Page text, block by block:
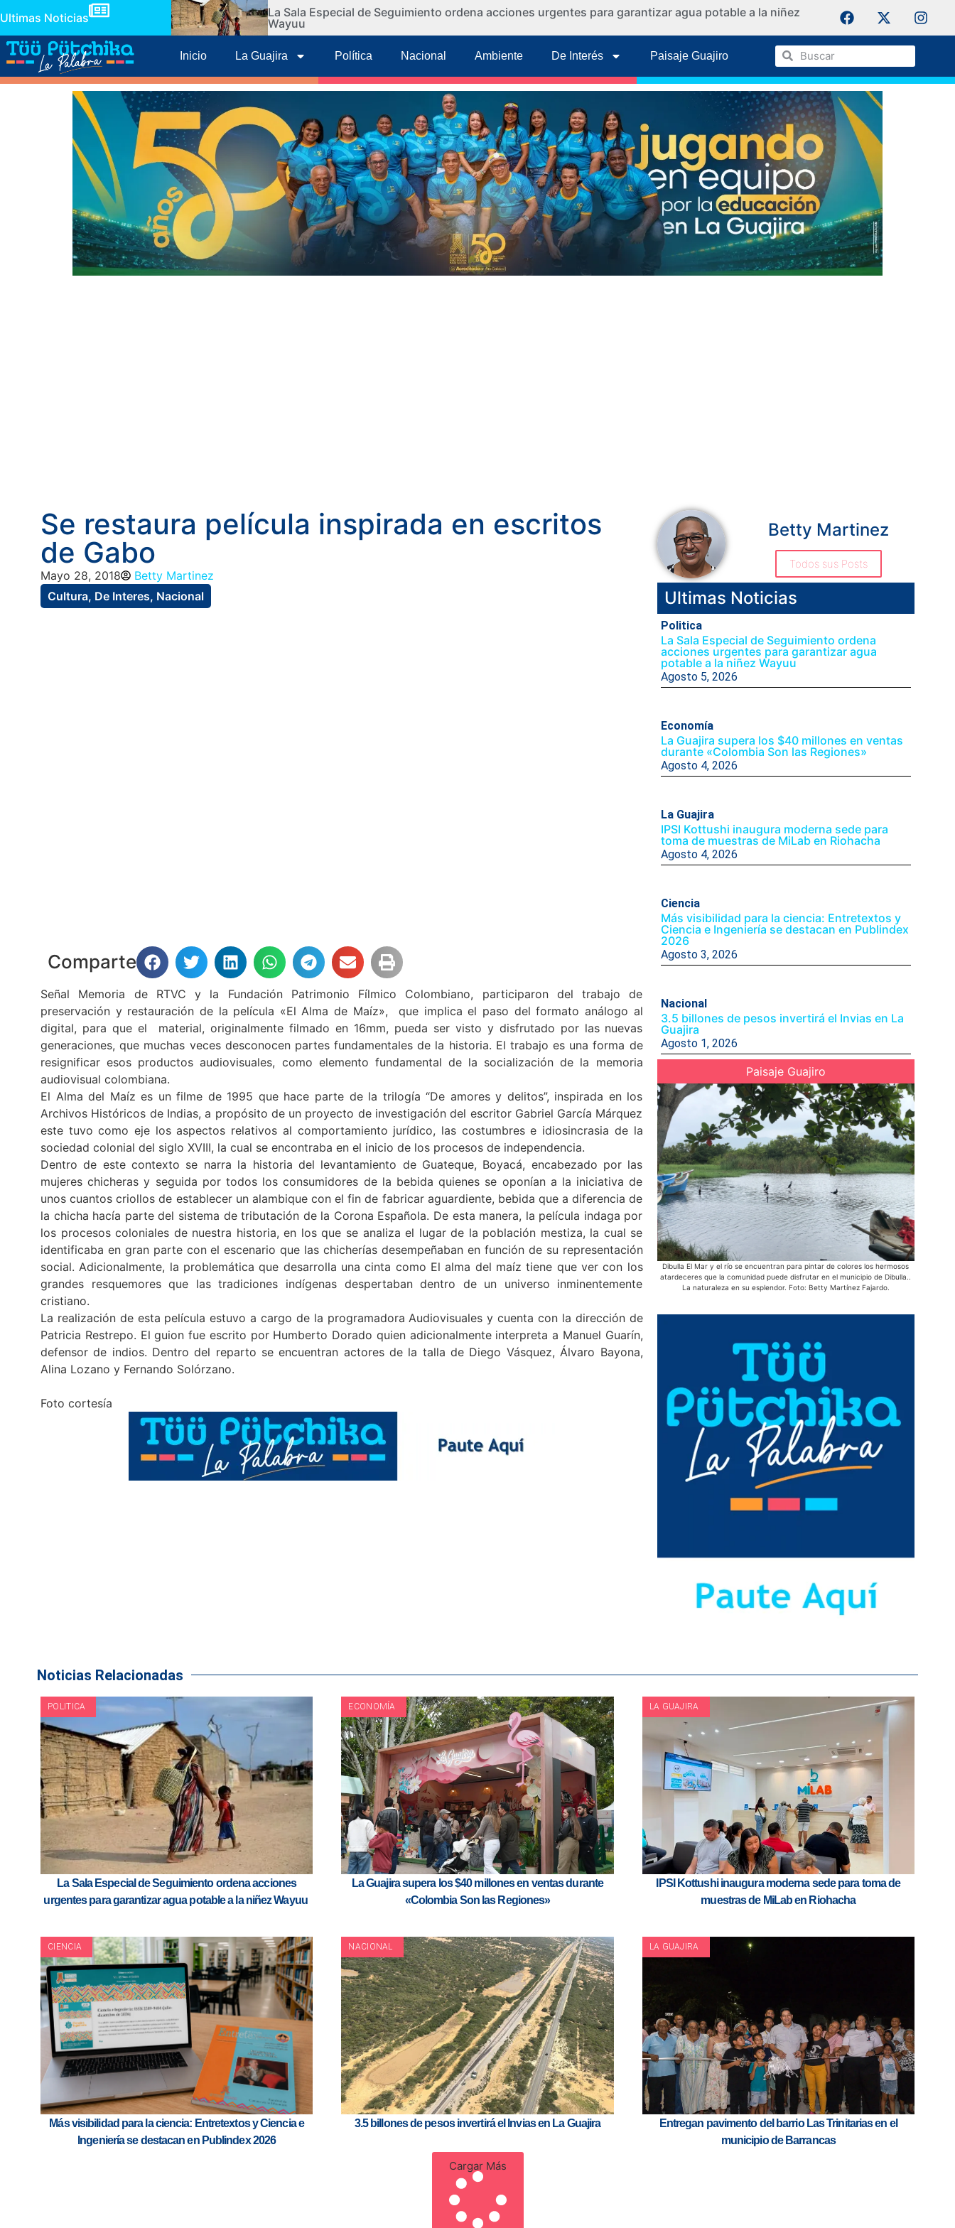
Ultimas Noticias
La Sala Especial de Seguimiento ordena acciones urgentes para garantizar agua potable a la niñez
Wayuu
La
Inicio La Guajira Política Nacional Ambiente De Interés Paisaje Guajiro
Se restaura película inspirada en escritos
de Gabo
Mayo 28, 2018
Betty Martinez
Cultura, De Interes, Nacional
Comparte
Señal Memoria de RTVC y la Fundación Patrimonio Fílmico Colombiano, participaron del trabajo de
preservación y restauración de la película «El Alma de Maíz», que implica el paso del formato análogo al
digital, para que el material, originalmente filmado en 16mm, pueda ser visto y disfrutado por las nuevas
generaciones, que muchas veces desconocen partes fundamentales de la historia. El trabajo es una forma de
resignificar esos productos audiovisuales, como elemento fundamental de la socialización de la memoria
audiovisual colombiana.
El Alma del Maíz es un filme de 1995 que hace parte de la trilogía “De amores y delitos”, inspirada en los
Archivos Históricos de Indias, a propósito de un proyecto de investigación del escritor Gabriel García Márquez
este tuvo como eje los aspectos relativos al comportamiento jurídico, las costumbres e idiosincrasia de la
sociedad colonial del siglo XVIII, la cual se encontraba en el inicio de los procesos de independencia.
Dentro de este contexto se narra la historia del levantamiento de Guateque, Boyacá, encabezado por las
mujeres chicheras y seguida por todos los consumidores de la bebida quienes se oponían a la iniciativa de
unos cuantos criollos de establecer un alambique con el fin de fabricar aguardiente, bebida que a diferencia de
la chicha hacía parte del sistema de tributación de la Corona Española. De esta manera, la película indaga por
los procesos coloniales de nuestra historia, en los que se analiza el lugar de la población mestiza, la cual se
identificaba en gran parte con el escenario que las chicherías desempeñaban en función de su representación
social. Adicionalmente, la problemática que desarrolla una cinta como El alma del maíz tiene que ver con los
grandes resquemores que las tradiciones indígenas despertaban dentro de un universo inminentemente
cristiano.
La realización de esta película estuvo a cargo de la programadora Audiovisuales y cuenta con la dirección de
Patricia Restrepo. El guion fue escrito por Humberto Dorado quien adicionalmente interpreta a Manuel Guarín,
defensor de indios. Dentro del reparto se encuentran actores de la talla de Diego Vásquez, Álvaro Bayona,
Alina Lozano y Fernando Solórzano.
Foto cortesía
Betty Martinez
Todos sus Posts
Ultimas Noticias
Politica
La Sala Especial de Seguimiento ordena
acciones urgentes para garantizar agua
potable a la niñez Wayuu
Agosto 5, 2026
Economía
La Guajira supera los $40 millones en ventas
durante «Colombia Son las Regiones»
Agosto 4, 2026
La Guajira
IPSI Kottushi inaugura moderna sede para
toma de muestras de MiLab en Riohacha
Agosto 4, 2026
Ciencia
Más visibilidad para la ciencia: Entretextos y
Ciencia e Ingeniería se destacan en Publindex
2026
Agosto 3, 2026
Nacional
3.5 billones de pesos invertirá el Invias en La
Guajira
Agosto 1, 2026
Paisaje Guajiro
Dibulla El Mar y el río se encuentran para pintar de colores los hermosos
atardeceres que la comunidad puede disfrutar en el municipio de Dibulla..
La naturaleza en su esplendor. Foto: Betty Martínez Fajardo.
Noticias Relacionadas
POLITICA
La Sala Especial de Seguimiento ordena acciones
urgentes para garantizar agua potable a la niñez Wayuu
ECONOMÍA
La Guajira supera los $40 millones en ventas durante
«Colombia Son las Regiones»
LA GUAJIRA
IPSI Kottushi inaugura moderna sede para toma de
muestras de MiLab en Riohacha
CIENCIA
Más visibilidad para la ciencia: Entretextos y Ciencia e
Ingeniería se destacan en Publindex 2026
NACIONAL
3.5 billones de pesos invertirá el Invias en La Guajira
LA GUAJIRA
Entregan pavimento del barrio Las Trinitarias en el
municipio de Barrancas
Cargar Más